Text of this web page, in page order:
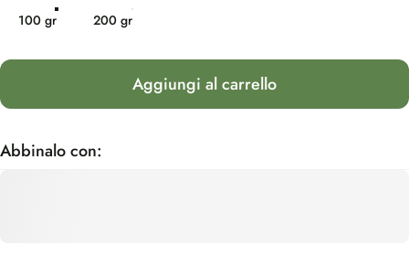
100 gr 200 gr
Aggiungi al carrello
Abbinalo con: